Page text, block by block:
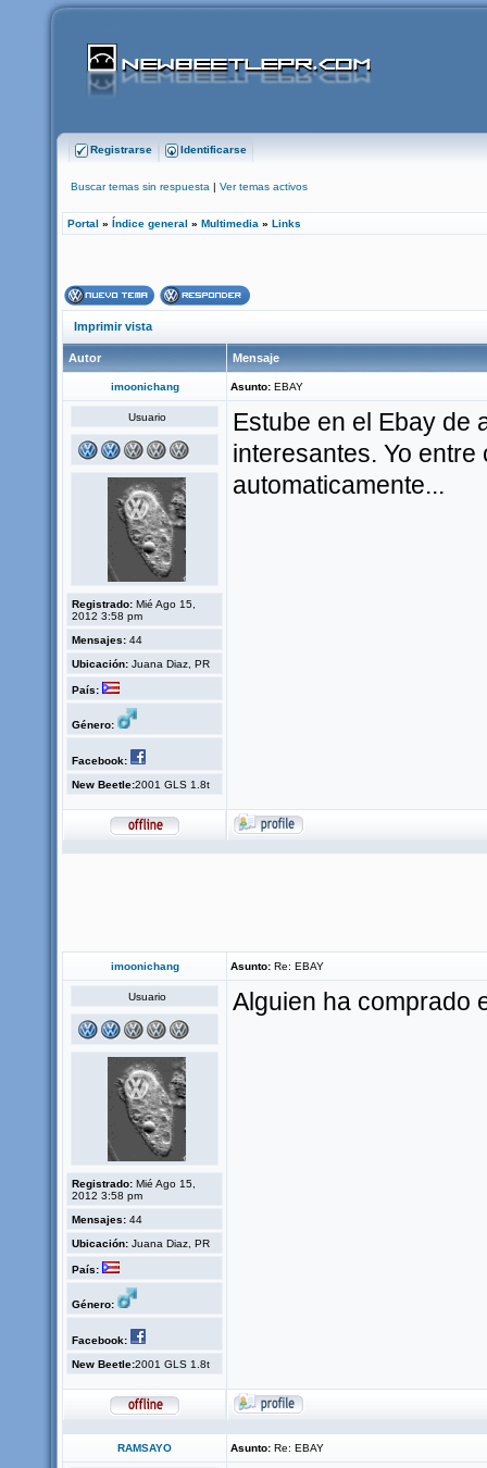
Registrarse Identificarse
Buscar temas sin respuesta | Ver temas activos
Portal » Índice general » Multimedia » Links
Imprimir vista
Autor Mensaje
imoonichang Asunto: EBAY
Usuario
Registrado: Mié Ago 15,
2012 3:58 pm
Mensajes: 44
Ubicación: Juana Diaz, PR
País:
Género:
Facebook:
New Beetle:2001 GLS 1.8t
Estube en el Ebay de
interesantes. Yo
automaticamente...
imoonichang Asunto: Re: EBAY
Usuario
Registrado: Mié Ago 15,
2012 3:58 pm
Mensajes: 44
Ubicación: Juana Diaz, PR
País:
Género:
Facebook:
New Beetle:2001 GLS 1.8t
Alguien ha comprado
RAMSAYO Asunto: Re: EBAY